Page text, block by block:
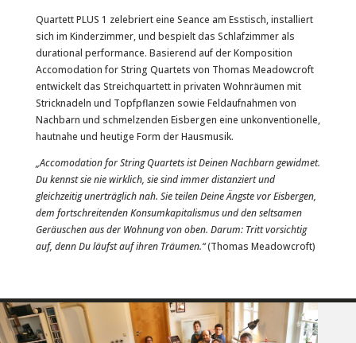
Quartett PLUS 1 zelebriert eine Seance am Esstisch, installiert
sich im Kinderzimmer, und bespielt das Schlafzimmer als
durational performance. Basierend auf der Komposition
Accomodation for String Quartets von Thomas Meadowcroft
entwickelt das Streichquartett in privaten Wohnräumen mit
Stricknadeln und Topfpflanzen sowie Feldaufnahmen von
Nachbarn und schmelzenden Eisbergen eine unkonventionelle,
hautnahe und heutige Form der Hausmusik.
„Accomodation for String Quartets ist Deinen Nachbarn gewidmet.
Du kennst sie nie wirklich, sie sind immer distanziert und
gleichzeitig unerträglich nah. Sie teilen Deine Ängste vor Eisbergen,
dem fortschreitenden Konsumkapitalismus und den seltsamen
Geräuschen aus der Wohnung von oben. Darum: Tritt vorsichtig
auf, denn Du läufst auf ihren Träumen.“(Thomas Meadowcroft)